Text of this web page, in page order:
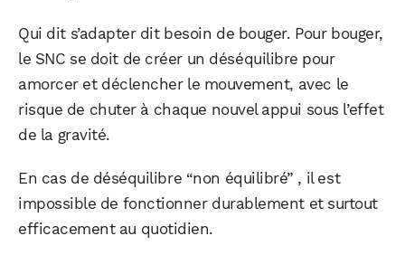
Qui dit s’adapter dit besoin de bouger. Pour bouger,
le SNC se doit de créer un déséquilibre pour
amorcer et déclencher le mouvement, avec le
risque de chuter à chaque nouvel appui sous l’effet
de la gravité.
En cas de déséquilibre “non équilibré” , il est
impossible de fonctionner durablement et surtout
efficacement au quotidien.